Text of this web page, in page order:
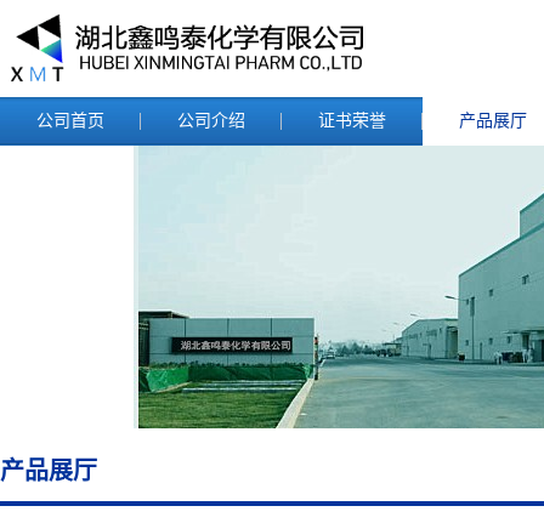
公司首页 公司介绍 证书荣誉 产品展厅
产品展厅